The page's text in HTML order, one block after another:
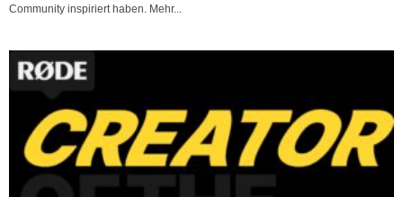
Community inspiriert haben. Mehr...